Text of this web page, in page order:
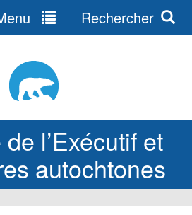
l’Exécutif et
autochtones
Rechercher